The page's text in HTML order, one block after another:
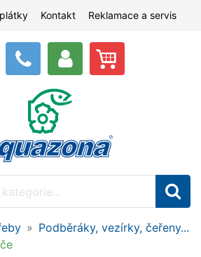
Kontakt Reklamace a servis
Podběráky, vezírky, čeřeny...